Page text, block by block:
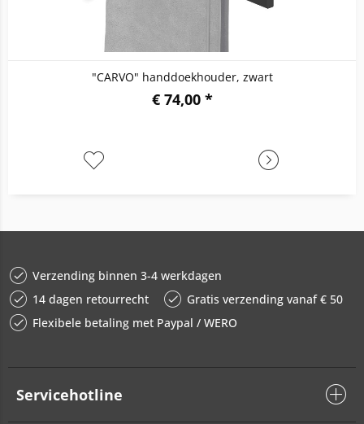
"CARVO" handdoekhouder, zwart
€ 74,00 *
Verzending binnen 3-4 werkdagen
14 dagen retourrecht
Gratis verzending vanaf € 50
Flexibele betaling met Paypal / WERO
Servicehotline